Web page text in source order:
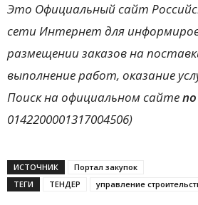
Это Официальный сайт
сети Интернет для
размещении заказов на
выполнение работ, оказание
Поиск на официальном сайте
0142200001317004506)
ИСТОЧНИК
Портал закупок
ТЕГИ
ТЕНДЕР управление